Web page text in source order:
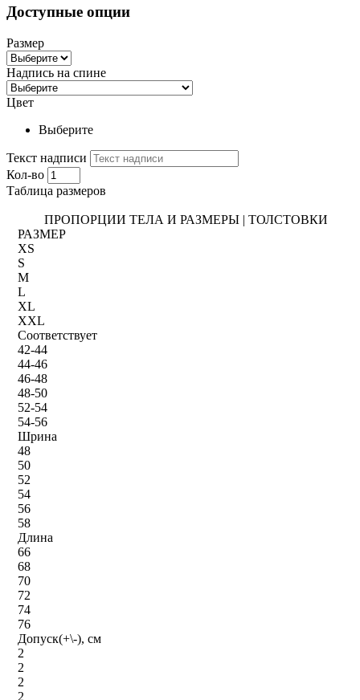
Доступные опции
Размер
Надпись на спине
Цвет
Выберите
Текст надписи
Кол-во
Таблица размеров
ПРОПОРЦИИ ТЕЛА И РАЗМЕРЫ | ТОЛСТОВКИ
РАЗМЕР
XS
S
M
L
XL
XXL
Соответствует
42-44
44-46
46-48
48-50
52-54
54-56
Шрина
48
50
52
54
56
58
Длина
66
68
70
72
74
76
Допуск(+\-), см
2
2
2
2